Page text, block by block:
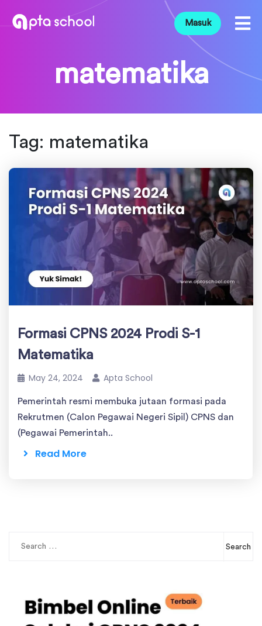
Masuk
matematika
Tag: matematika
Formasi CPNS 2024 Prodi S-1
Matematika
May 24, 2024 Apta School
Pemerintah resmi membuka jutaan formasi pada
Rekrutmen (Calon Pegawai Negeri Sipil) CPNS dan
(Pegawai Pemerintah..
Read More
Search